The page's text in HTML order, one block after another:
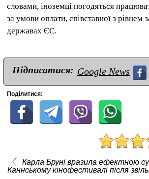
словами, іноземці погодяться
за умови оплати, співставної з рівнем
державах ЄС.
Підписатися: Google News
Поділитися:
Карла Бруні вразила ефектною
Каннському кінофестивалі після